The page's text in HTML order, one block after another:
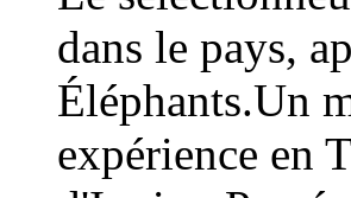
dans le pays,
Éléphants.Un
expérience en